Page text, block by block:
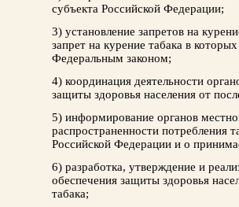
субъекта Российской Федерации;
3) установление запретов на
запрет на курение табака в
Федеральным законом;
4) координация деятельности
защиты здоровья населения от
5) информирование органов
распространенности потребления
Российской Федерации и о
6) разработка, утверждение и
обеспечения защиты здоровья
табака;